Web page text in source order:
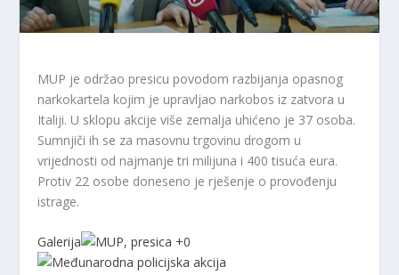
MUP je održao presicu povodom razbijanja opasnog
narkokartela kojim je upravljao narkobos iz zatvora u
Italiji. U sklopu akcije više zemalja uhićeno je 37 osoba.
Sumnjiči ih se za masovnu trgovinu drogom u
vrijednosti od najmanje tri milijuna i 400 tisuća eura.
Protiv 22 osobe doneseno je rješenje o provođenju
istrage.
Galerija +0